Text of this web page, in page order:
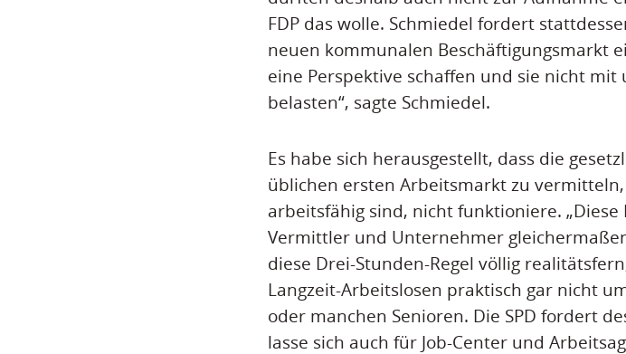
FDP das wolle. Schmiedel fordert
neuen kommunalen Beschäftigungsmarkt
eine Perspektive schaffen und sie nicht
belasten“, sagte Schmiedel.
Es habe sich herausgestellt, dass die
üblichen ersten Arbeitsmarkt zu
arbeitsfähig sind, nicht funktioniere. „Diese
Vermittler und Unternehmer
diese Drei-Stunden-Regel völlig
Langzeit-Arbeitslosen praktisch gar nicht
oder manchen Senioren. Die SPD fordert
lasse sich auch für Job-Center und